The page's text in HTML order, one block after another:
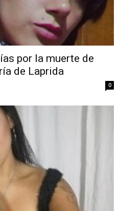
por la muerte de
de Laprida
0